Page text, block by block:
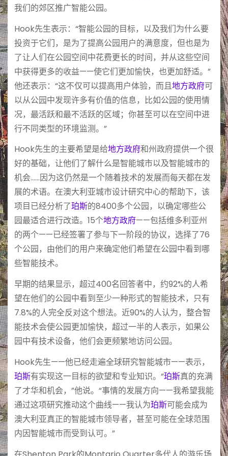
我们的郊区推广智能公园。
Hook先生表示：“智能公园的目标，以及我们为什么要
投资于它们，是为了提高公园用户的满意度，但也是为
了让人们在公园空间中花费更长的时间，并从这些空间
中获得更多的收益——使它们更加愉快，也更加舒适。”
他还表示：“这不仅可以提高用户体验，而且地方政府可
以从公园中发现许多有价值的信息，比如公园的使用情
况，最活跃和最不活跃的区域；你甚至可以在空间中进
行不同类型的环境监测。”
Hook先生的主要希望是给地方政府和州政府提供一个很
好的基础，让他们了解什么是智能城市以及智能城市的
机会……因为这仍然是一个随着技术的发展而每天都在发
展的术语。在澳大利亚城市设计研究中心的帮助下，该
项目已经分析了珀斯的8400多个公园，以确定哪些公
园最适合进行改造。15个地方政府——包括维多利亚州
的两个——已经签署了参与下一阶段的协议，选择了76
个公园，由他们的用户来确定他们希望在公园中看到哪
些智能技术。
早期的结果显示，超过400名回答者中，约92%的人希
望在他们的公园中看到至少一种形式的智能技术，只有
7.8%的人完全反对这个想法。近90%的人认为，整合智
能技术会使公园更加愉快，超过一半的人表示，如果公
园中有技术设备，他们会更频繁地访问公园。
Hook先生——他已经走遍全球研究智能城市——表示，
珀斯有实现这一目标的欲望和专业知识。“珀斯真的充满
了才华和机会，”他说。“事情的发展方向——我希望我能
通过这项研究推动这个曲线——我认为珀斯可能会成为
澳大利亚真正的智能城市领导者，甚至可能在全球范围
内因智能城市而受到认可。”